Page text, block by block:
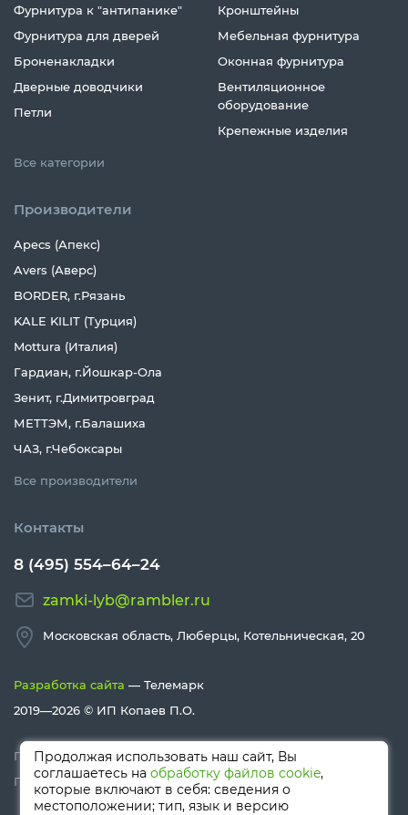
Фурнитура к "антипанике"
Фурнитура для дверей
Броненакладки
Дверные доводчики
Петли
Кронштейны
Мебельная фурнитура
Оконная фурнитура
Вентиляционное
оборудование
Крепежные изделия
Все категории
Производители
Apecs (Апекс)
Avers (Аверс)
BORDER, г.Рязань
KALE KILIT (Турция)
Mottura (Италия)
Гардиан, г.Йошкар-Ола
Зенит, г.Димитровград
МЕТТЭМ, г.Балашиха
ЧАЗ, г.Чебоксары
Все производители
Контакты
8 (495) 554–64–24
zamki-lyb@rambler.ru
Московская область, Люберцы, Котельническая, 20
Разработка сайта — Телемарк
2019—2026 © ИП Копаев П.О.
Политика конфиденциальности
Политика Cookies
Продолжая использовать наш сайт, Вы
соглашаетесь наобработку файлов cookie,
которые включают в себя: сведения о
местоположении; тип, язык и версию